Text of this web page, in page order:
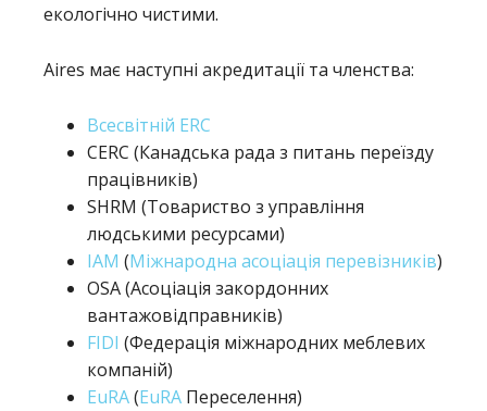
екологічно чистими.
Aires має наступні акредитації та членства:
Всесвітній ERC
CERC (Канадська рада з питань переїзду
працівників)
SHRM (Товариство з управління
людськими ресурсами)
IAM (Міжнародна асоціація перевізників)
OSA (Асоціація закордонних
вантажовідправників)
FIDI (Федерація міжнародних меблевих
компаній)
EuRA(EuRA Переселення)